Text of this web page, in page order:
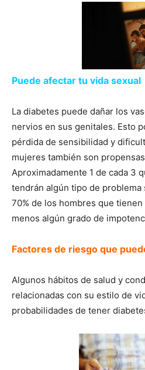
Puede afectar tu vida sexual
La diabetes puede dañar los
nervios en sus genitales. Esto
pérdida de sensibilidad y
mujeres también son
Aproximadamente 1 de cada 3
tendrán algún tipo de problema
70% de los hombres que
menos algún grado de
Factores de riesgo que
Algunos hábitos de salud y
relacionadas con su estilo de
probabilidades de tener